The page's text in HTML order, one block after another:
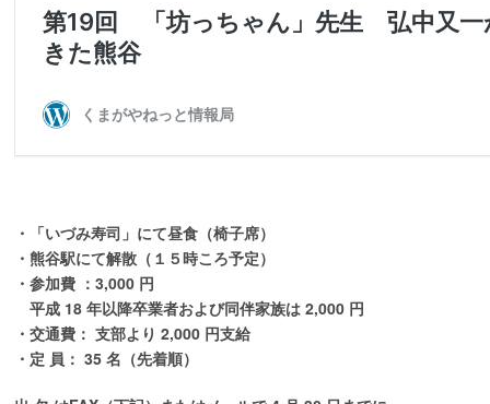
・「いづみ寿司」にて昼食（椅子席）
・熊谷駅にて解散（１５時ころ予定）
・参加費 ：3,000 円
平成 18 年以降卒業者および同伴家族は 2,000 円
・交通費： 支部より 2,000 円支給
・定 員： 35 名（先着順）